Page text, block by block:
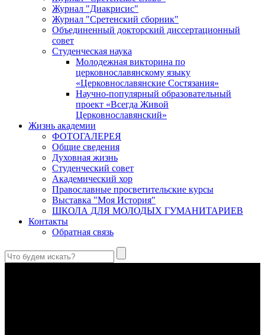
Журнал "Диакрисис"
Журнал "Сретенский сборник"
Объединенный докторский диссертационный
совет
Студенческая наука
Молодежная викторина по
церковнославянскому языку
«Церковнославянские Состязания»
Научно-популярный образовательный
проект «Всегда Живой
Церковнославянский»
Жизнь академии
ФОТОГАЛЕРЕЯ
Общие сведения
Духовная жизнь
Студенческий совет
Академический хор
Православные просветительские курсы
Выставка "Моя История"
ШКОЛА ДЛЯ МОЛОДЫХ ГУМАНИТАРИЕВ
Контакты
Обратная связь